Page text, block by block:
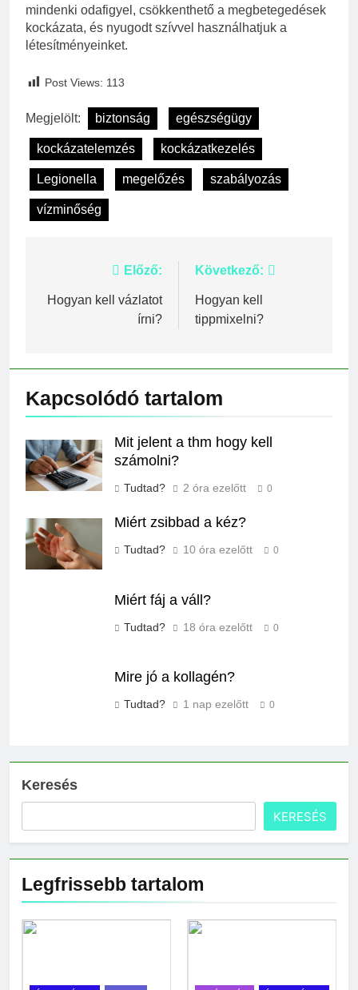
mindenki odafigyel, csökkenthető a megbetegedések
kockázata, és nyugodt szívvel használhatjuk a
létesítményeinket.
Post Views: 113
Megjelölt: biztonság egészségügy
kockázatelemzés kockázatkezelés
Legionella megelőzés szabályozás
vízminőség
Bejegyzés
navigáció
Előző:
Hogyan kell vázlatot
írni?
Következő:
Hogyan kell
tippmixelni?
Kapcsolódó tartalom
Mit jelent a thm hogy kell
számolni?
Tudtad? 2 óra ezelőtt 0
Miért zsibbad a kéz?
Tudtad? 10 óra ezelőtt 0
Miért fáj a váll?
Tudtad? 18 óra ezelőtt 0
Mire jó a kollagén?
Tudtad? 1 nap ezelőtt 0
Keresés
KERESÉS
Legfrissebb tartalom